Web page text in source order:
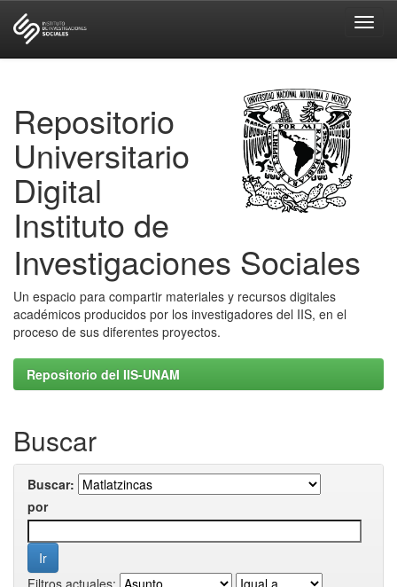
Repositorio
Universitario
Digital
Instituto de
Investigaciones Sociales
Un espacio para compartir materiales y recursos digitales
académicos producidos por los investigadores del IIS, en el
proceso de sus diferentes proyectos.
Repositorio del IIS-UNAM
Buscar
Buscar:
por
Filtros actuales: